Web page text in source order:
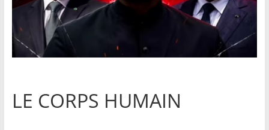
LE CORPS HUMAIN